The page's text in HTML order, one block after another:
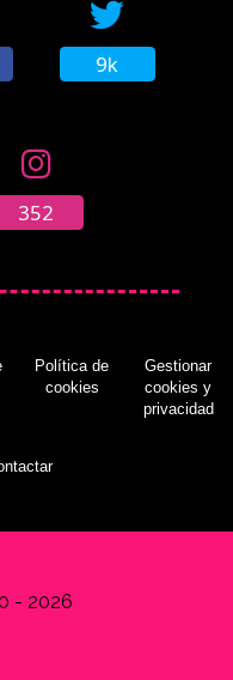
a principios de
9k
352
Política de
cookies
Gestionar
cookies y
privacidad
- 2026